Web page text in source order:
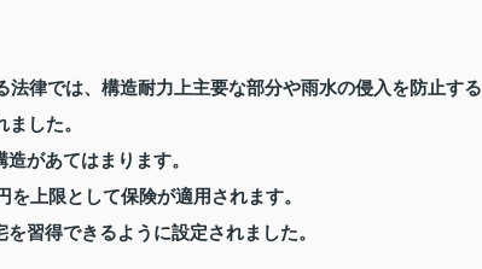
律では、構造耐力上主要な部分や雨水の侵入を防止する
した。
があてはまります。
上限として保険が適用されます。
習得できるように設定されました。